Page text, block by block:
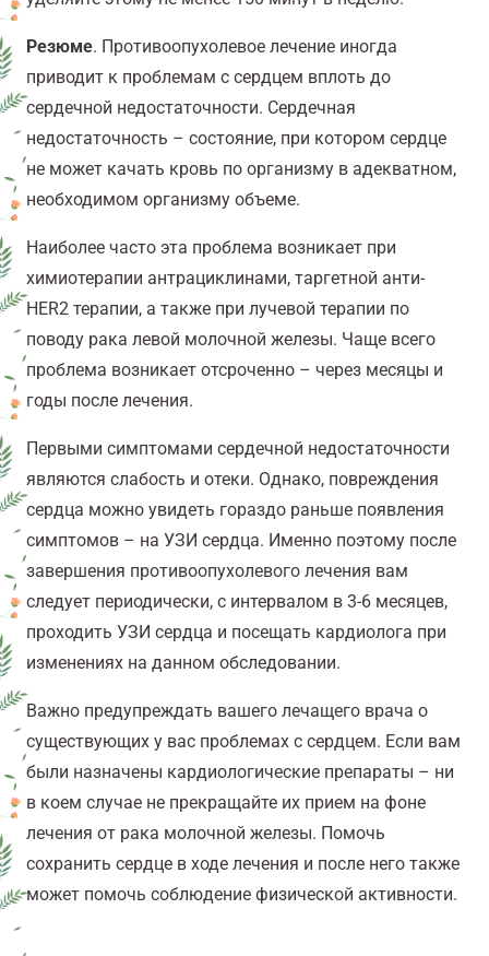
Резюме. Противоопухолевое лечение иногда
приводит к проблемам с сердцем вплоть до
сердечной недостаточности. Сердечная
недостаточность – состояние, при котором сердце
не может качать кровь по организму в адекватном,
необходимом организму объеме.
Наиболее часто эта проблема возникает при
химиотерапии антрациклинами, таргетной анти-
HER2 терапии, а также при лучевой терапии по
поводу рака левой молочной железы. Чаще всего
проблема возникает отсроченно – через месяцы и
годы после лечения.
Первыми симптомами сердечной недостаточности
являются слабость и отеки. Однако, повреждения
сердца можно увидеть гораздо раньше появления
симптомов – на УЗИ сердца. Именно поэтому после
завершения противоопухолевого лечения вам
следует периодически, с интервалом в 3-6 месяцев,
проходить УЗИ сердца и посещать кардиолога при
изменениях на данном обследовании.
Важно предупреждать вашего лечащего врача о
существующих у вас проблемах с сердцем. Если вам
были назначены кардиологические препараты – ни
в коем случае не прекращайте их прием на фоне
лечения от рака молочной железы. Помочь
сохранить сердце в ходе лечения и после него также
может помочь соблюдение физической активности.